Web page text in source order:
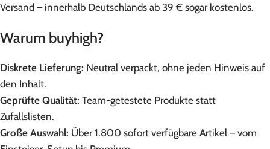
Versand – innerhalb Deutschlands ab 39 € sogar kostenlos.
Warum buyhigh?
Diskrete Lieferung: Neutral verpackt, ohne jeden Hinweis auf
den Inhalt.
Geprüfte Qualität: Team-getestete Produkte statt
Zufallslisten.
Große Auswahl: Über 1.800 sofort verfügbare Artikel – vom